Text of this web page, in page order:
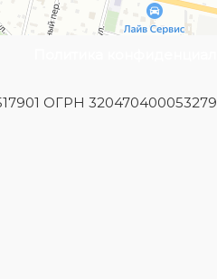
ОГРН 320470400053279